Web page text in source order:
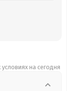
на сегодня